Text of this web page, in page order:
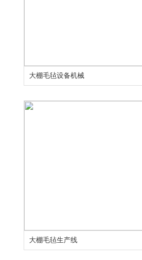
大棚毛毡设备机械
大棚毛毡生产线